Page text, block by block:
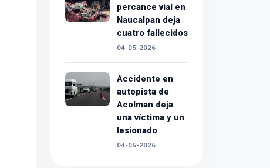
percance vial en
Naucalpan deja
cuatro fallecidos
04-05-2026
Accidente en
autopista de
Acolman deja
una víctima y un
lesionado
04-05-2026